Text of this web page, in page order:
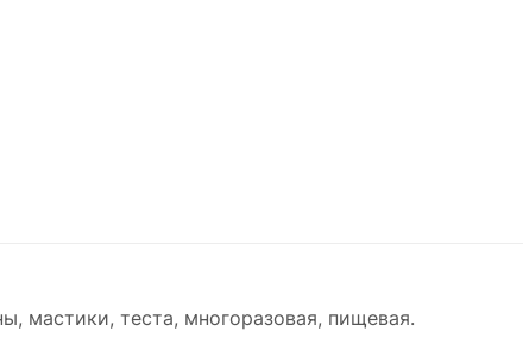
мастики, теста, многоразовая, пищевая.